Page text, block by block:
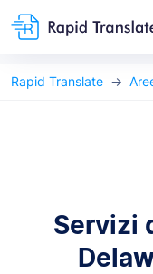
Rapid Translate
Servizi